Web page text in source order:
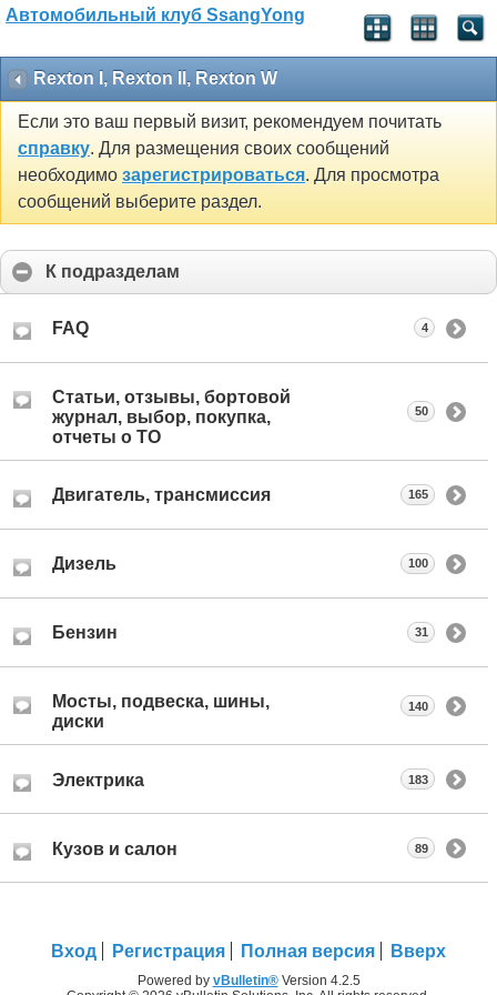
Автомобильный клуб SsangYong
Rexton I, Rexton II, Rexton W
Если это ваш первый визит, рекомендуем почитать
справку. Для размещения своих сообщений
необходимо зарегистрироваться. Для просмотра
сообщений выберите раздел.
К подразделам
FAQ 4
Статьи, отзывы, бортовой
журнал, выбор, покупка,
отчеты о ТО
50
Двигатель, трансмиссия 165
Дизель 100
Бензин 31
Мосты, подвеска, шины,
диски
140
Электрика 183
Кузов и салон 89
Вход Регистрация Полная версия Вверх
Powered by vBulletin®Version 4.2.5